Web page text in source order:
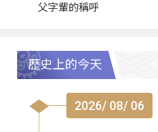
父字輩的稱呼
歷史上的今天
2026/ 08/ 06